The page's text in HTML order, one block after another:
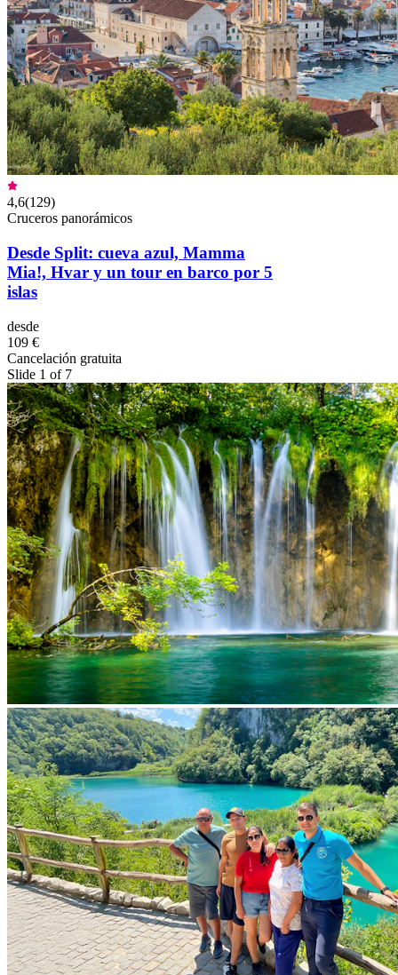
4,6(129)
Cruceros panorámicos
Desde Split: cueva azul, Mamma
Mia!, Hvar y un tour en barco por 5
islas
desde
109 €
Cancelación gratuita
Slide 1 of 7